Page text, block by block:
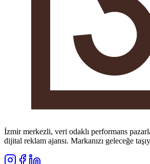
İzmir merkezli, veri odaklı performans
dijital reklam ajansı. Markanızı geleceğe